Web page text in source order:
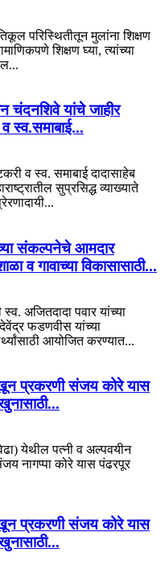
परिस्थितीतून मुलांना शिक्षण
शिक्षण घ्या, त्यांच्या
चंदनशिवे यांचे जाहीर
स्व.समाबाई...
व स्व. समाबाई दादासाहेब
सुप्रसिद्ध व्याख्याते
संकल्पनेचे आमदार
व गावाच्या विकासासाठी...
अजितदादा पवार यांच्या
फडणवीस यांच्या
आयोजित करण्यात...
खून प्रकरणी संजय कोरे यास
येथील पत्नी व अल्पवयीन
नागप्पा कोरे यास पंढरपूर
खून प्रकरणी संजय कोरे यास